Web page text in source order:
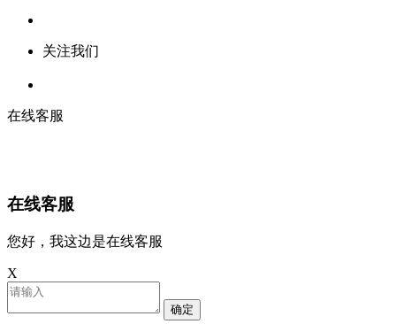
关注我们
在线客服
在线客服
您好，我这边是在线客服
X
确定